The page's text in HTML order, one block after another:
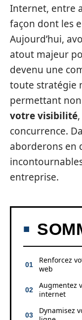
Internet, entre
façon dont les
Aujourd’hui,
atout majeur
devenu une
toute stratégie
permettant
votre visibilité
concurrence.
aborderons en
entreprise.
Renforcez
web
Augmentez
internet
Dynamisez